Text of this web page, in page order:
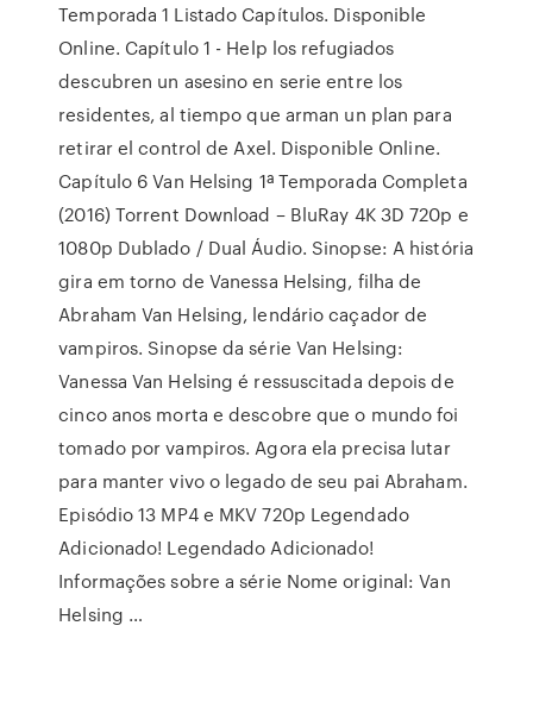
Temporada 1 Listado Capítulos. Disponible
Online. Capítulo 1 - Help los refugiados
descubren un asesino en serie entre los
residentes, al tiempo que arman un plan para
retirar el control de Axel. Disponible Online.
Capítulo 6 Van Helsing 1ª Temporada Completa
(2016) Torrent Download – BluRay 4K 3D 720p e
1080p Dublado / Dual Áudio. Sinopse: A história
gira em torno de Vanessa Helsing, filha de
Abraham Van Helsing, lendário caçador de
vampiros. Sinopse da série Van Helsing:
Vanessa Van Helsing é ressuscitada depois de
cinco anos morta e descobre que o mundo foi
tomado por vampiros. Agora ela precisa lutar
para manter vivo o legado de seu pai Abraham.
Episódio 13 MP4 e MKV 720p Legendado
Adicionado! Legendado Adicionado!
Informações sobre a série Nome original: Van
Helsing …